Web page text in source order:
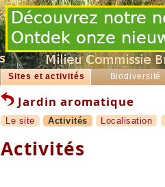
Sites et activités Biodiversité
Jardin aromatique
Le site Activités Localisation
Activités